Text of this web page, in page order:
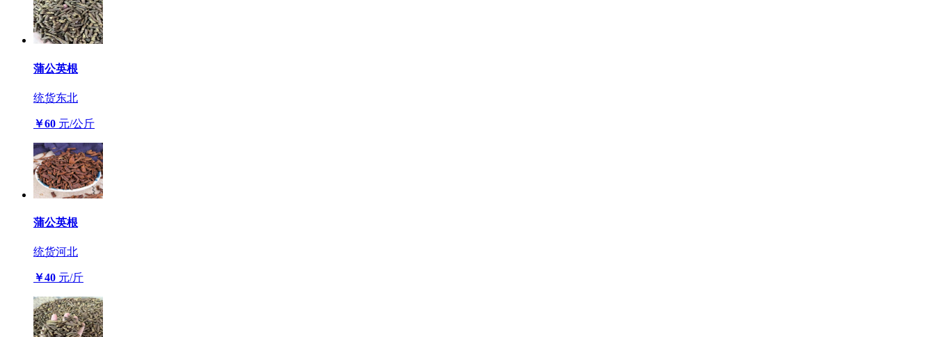
蒲公英根
统货东北
￥60 元/公斤
蒲公英根
统货河北
￥40 元/斤